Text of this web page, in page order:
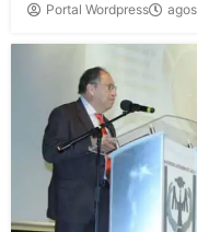
Portal Wordpress